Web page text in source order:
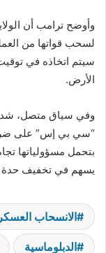
وأوضح ترامب أن
لسحب قواتها من
سيتم اتخاذه في
الأرض.
وفي سياق متصل،
“سي بي إس” على
بتحمل مسؤولياتها
يسهم في تخفيف حدة
الانسحاب
الدبلوماسية